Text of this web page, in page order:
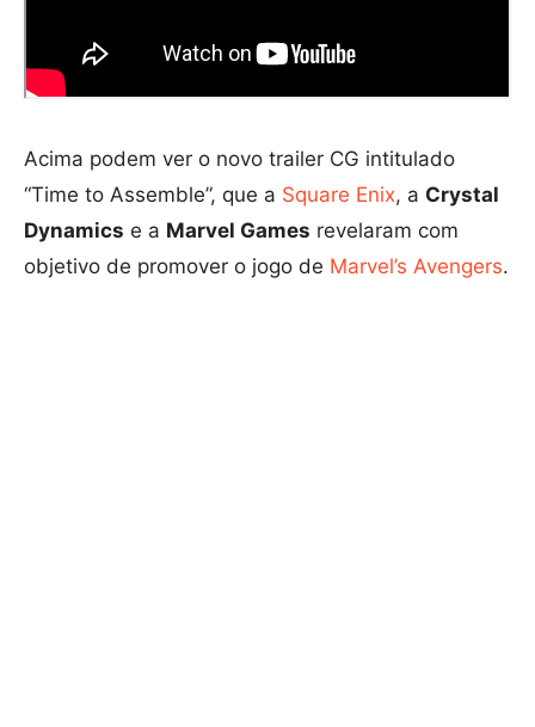
Acima podem ver o novo trailer CG intitulado
“Time to Assemble”, que a Square Enix, a Crystal
Dynamics e a Marvel Games revelaram com
objetivo de promover o jogo de Marvel’s Avengers.